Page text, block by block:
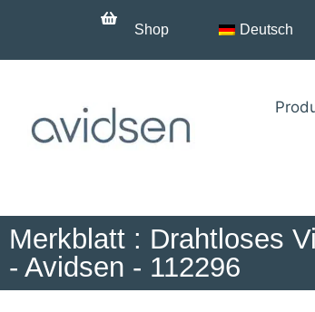
Shop Deutsch
Merkblatt : Drahtloses
- Avidsen - 112296